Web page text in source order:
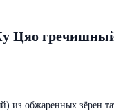
Цяо
из обжаренных зёрен